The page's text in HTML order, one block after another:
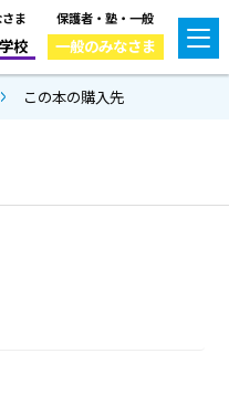
ま
校
保護者・塾・一般
一般のみなさま
この本の購入先